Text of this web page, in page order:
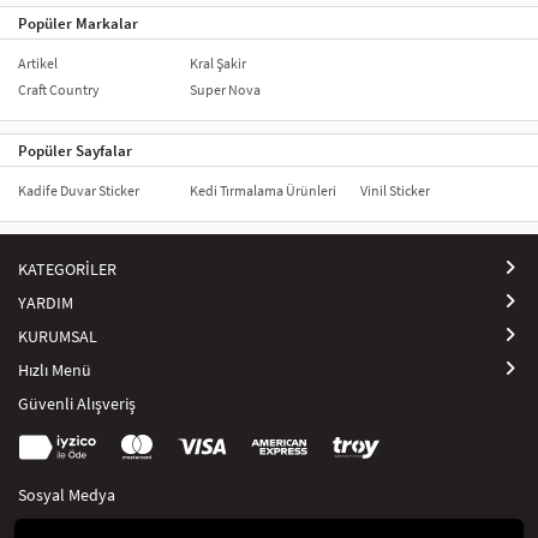
Popüler Markalar
Artikel
Craft Country
Kral Şakir
Super Nova
Popüler Sayfalar
Kadife Duvar Sticker Kedi Tırmalama Ürünleri Vinil Sticker
KATEGORİLER
YARDIM
KURUMSAL
Hızlı Menü
Güvenli Alışveriş
Sosyal Medya